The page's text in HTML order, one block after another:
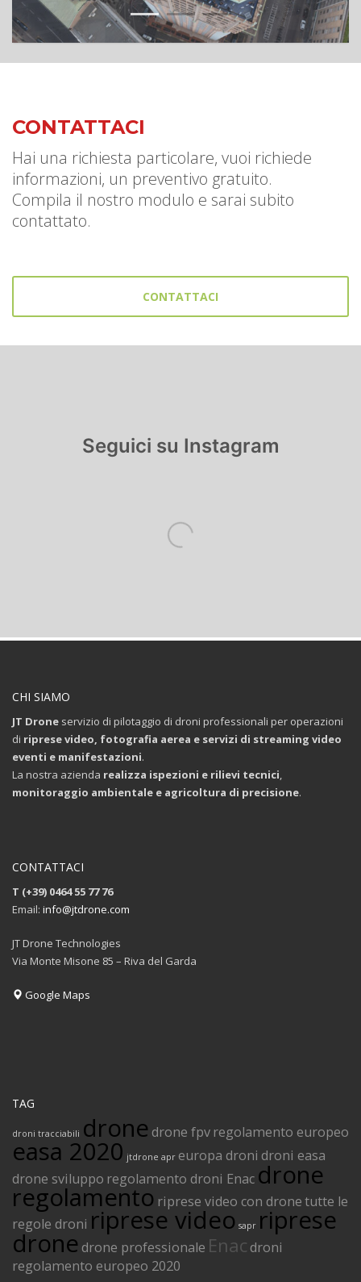
1 2 3
CONTATTACI
Hai una richiesta particolare, vuoi richiede
informazioni, un preventivo gratuito.
Compila il nostro modulo e sarai subito
contattato.
CONTATTACI
Seguici su Instagram
CHI SIAMO
JT Drone servizio di pilotaggio di droni professionali per operazioni
di riprese video, fotografia aerea e servizi di streaming video
eventi e manifestazioni.
La nostra azienda realizza ispezioni e rilievi tecnici,
monitoraggio ambientale e agricoltura di precisione.
CONTATTACI
T (+39) 0464 55 77 76
Email: info@jtdrone.com
JT Drone Technologies
Via Monte Misone 85 – Riva del Garda
Google Maps
TAG
droni tracciabili drone drone fpvregolamento europeo
easa 2020 jtdrone apr europa droni droni easa
drone sviluppo regolamento droni Enac drone
regolamento riprese video con dronetutte le
regole droni riprese video sapr riprese
drone drone professionale Enacdroni
regolamento europeo 2020